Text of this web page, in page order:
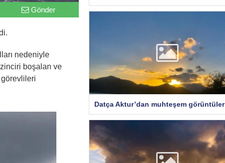
Gönder
nedeniyle
boşalan ve
Datça Aktur’dan muhteşem görüntüler